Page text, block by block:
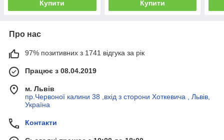
Купити Купити
Про нас
97% позитивних з 1741 відгука за рік
Працює з 08.04.2019
м. Львів
пр.Червоної калини 38 ,вхід з сторони Хоткевича , Львів,
Україна
Контакти